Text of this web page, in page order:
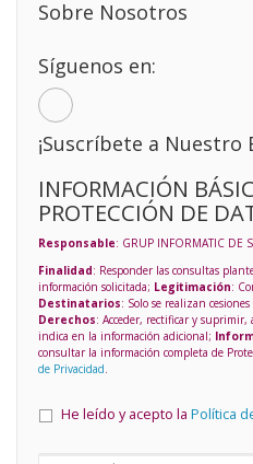
Sobre Nosotros
Síguenos en:
¡Suscríbete a Nuestro
INFORMACIÓN
PROTECCIÓN DE
Responsable: GRUP INFORMATIC DE
Finalidad: Responder las consultas
información solicitada; Legitimación:
Destinatarios: Solo se realizan
Derechos: Acceder, rectificar y suprimir,
indica en la información adicional;
consultar la información completa de
de Privacidad.
He leído y acepto la Política